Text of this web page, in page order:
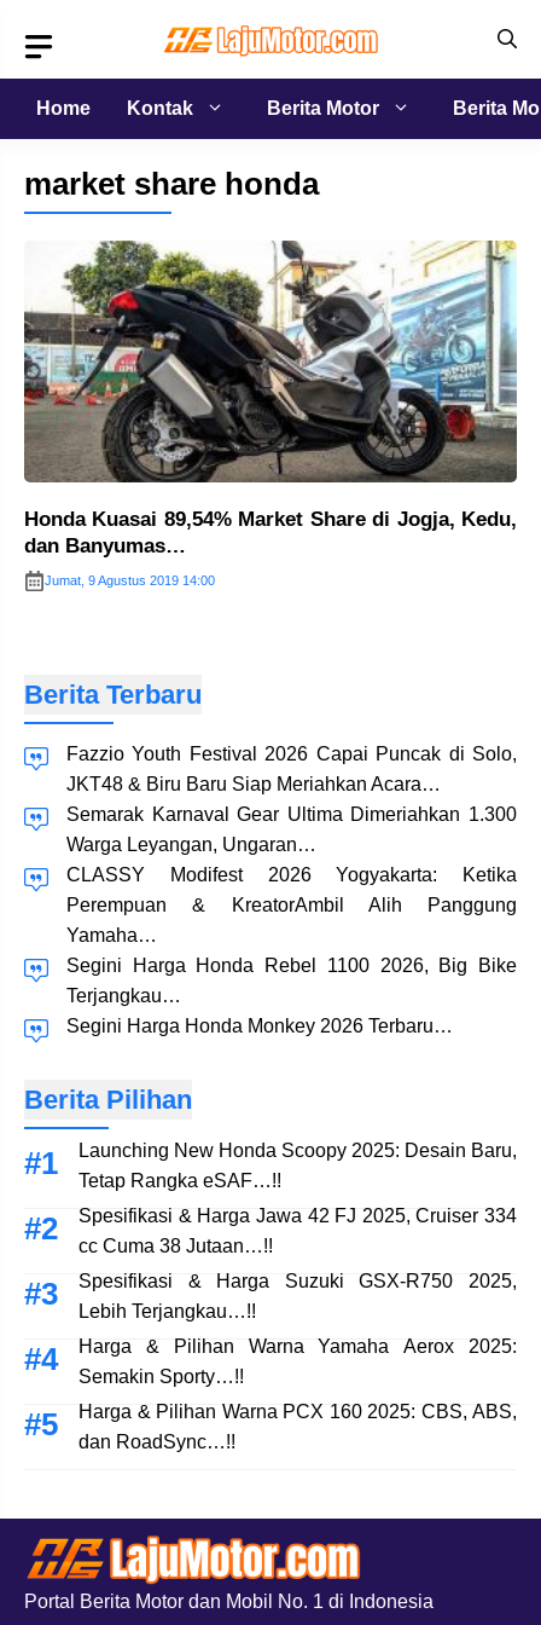
isi
Home
Kontak Berita Motor Berita
market share honda
Honda Kuasai 89,54% Market Share di Jogja, Kedu,
dan Banyumas…
Jumat, 9 Agustus 2019 14:00
Berita Terbaru
Fazzio Youth Festival 2026 Capai Puncak di Solo,
JKT48 & Biru Baru Siap Meriahkan Acara…
Semarak Karnaval Gear Ultima Dimeriahkan 1.300
Warga Leyangan, Ungaran…
CLASSY Modifest 2026 Yogyakarta: Ketika
Perempuan & KreatorAmbil Alih Panggung
Yamaha…
Segini Harga Honda Rebel 1100 2026, Big Bike
Terjangkau…
Segini Harga Honda Monkey 2026 Terbaru…
Berita Pilihan
Launching New Honda Scoopy 2025: Desain Baru,
Tetap Rangka eSAF…!!
Spesifikasi & Harga Jawa 42 FJ 2025, Cruiser 334
cc Cuma 38 Jutaan…!!
Spesifikasi & Harga Suzuki GSX-R750 2025,
Lebih Terjangkau…!!
Harga & Pilihan Warna Yamaha Aerox 2025:
Semakin Sporty…!!
Harga & Pilihan Warna PCX 160 2025: CBS, ABS,
dan RoadSync…!!
Portal Berita Motor dan Mobil No. 1 di Indonesia